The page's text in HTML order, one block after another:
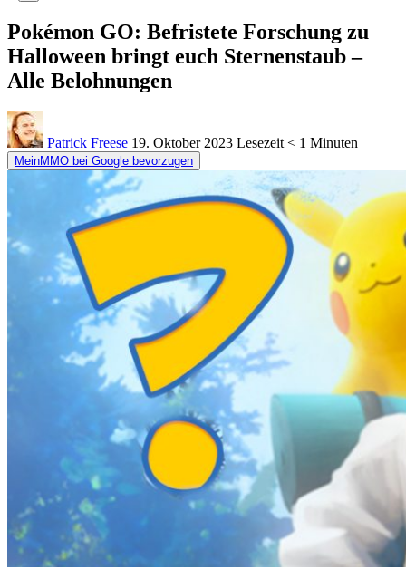
Pokémon GO: Befristete Forschung zu
Halloween bringt euch Sternenstaub –
Alle Belohnungen
Patrick Freese 19. Oktober 2023 Lesezeit < 1 Minuten
MeinMMO bei Google bevorzugen